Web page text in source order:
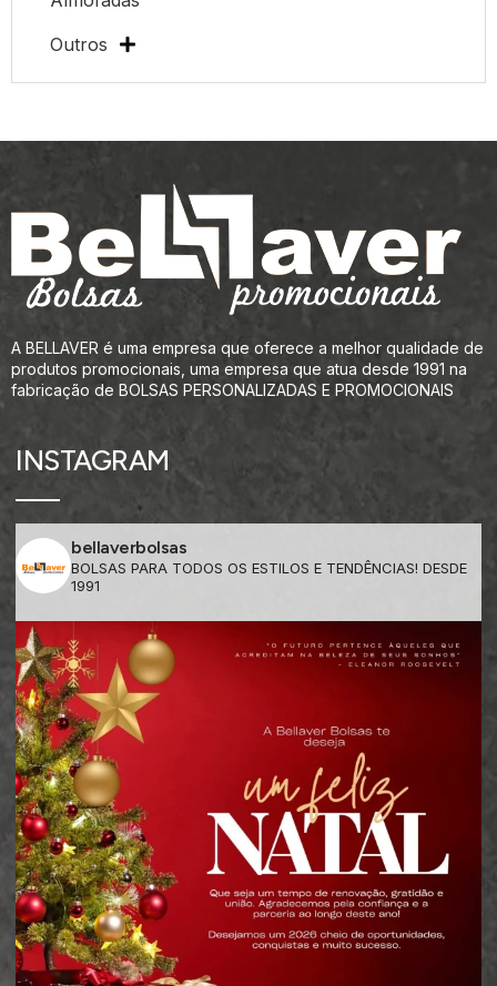
Outros
A BELLAVER é uma empresa que oferece a melhor qualidade de
produtos promocionais, uma empresa que atua desde 1991 na
fabricação de BOLSAS PERSONALIZADAS E PROMOCIONAIS
INSTAGRAM
bellaverbolsas
BOLSAS PARA TODOS OS ESTILOS E TENDÊNCIAS! DESDE
1991